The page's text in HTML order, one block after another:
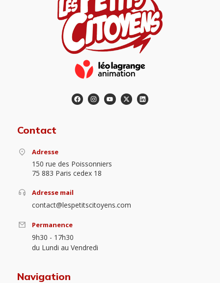
Contact
Adresse
150 rue des Poissonniers
75 883 Paris cedex 18
Adresse mail
contact@lespetitscitoyens.com
Permanence
9h30 - 17h30
du Lundi au Vendredi
Navigation